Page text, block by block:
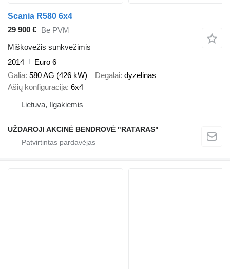
Scania R580 6x4
29 900 € Be PVM
Miškovežis sunkvežimis
2014
Euro 6
Galia 580 AG (426 kW) Degalai dyzelinas
Ašių konfigūracija 6x4
Lietuva, Ilgakiemis
UŽDAROJI AKCINĖ BENDROVĖ "RATARAS"